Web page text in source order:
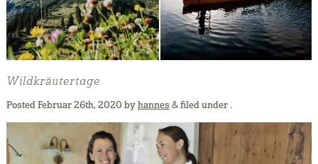
Wildkräutertage
Posted Februar 26th, 2020 by hannes &filed under .